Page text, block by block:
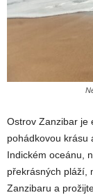
Ostrov Zanzibar je
pohádkovou krásu
Indickém oceánu,
překrásných pláží,
Zanzibaru a